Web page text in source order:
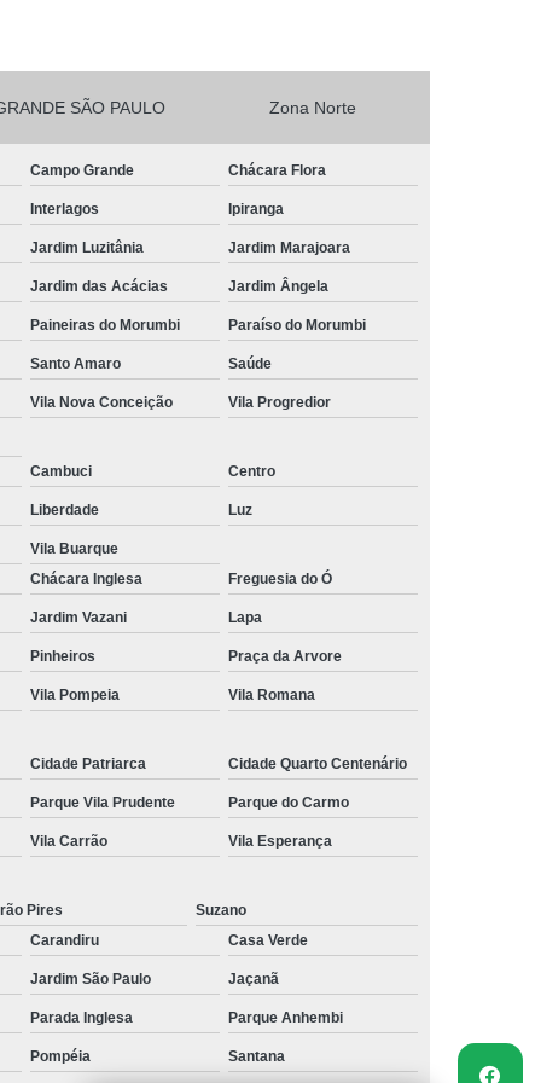
para Festa São João Climaco
Salgadinhos para Aniversário Infantil Sacomã
de Aniversario Pq Bristol
Perto de Mim Vila Liviero
Festa São João Climaco
para Festas São Caetano
Festa Heliópolis
Kit Salgado para Festa
Salgado para Festa Congelado
Infantil
Salgado para Festa de Casamento
Salgado para Festa Encomenda
Salgado para Festa para 30 Pessoas
SÃO PAULO Zona Norte
Campo Grande Chácara Flora
Interlagos Ipiranga
Jardim Luzitânia Jardim Marajoara
Jardim das Acácias Jardim Ângela
Paineiras do Morumbi Paraíso do Morumbi
Santo Amaro Saúde
Vila Nova Conceição Vila Progredior
Cambuci Centro
Liberdade Luz
Vila Buarque
Chácara Inglesa Freguesia do Ó
Jardim Vazani Lapa
Pinheiros Praça da Arvore
Vila Pompeia Vila Romana
Cidade Patriarca Cidade Quarto Centenário
Parque Vila Prudente Parque do Carmo
Vila Carrão Vila Esperança
Pires
Suzano
Carandiru Casa Verde
Jardim São Paulo Jaçanã
Parada Inglesa Parque Anhembi
Pompéia Santana